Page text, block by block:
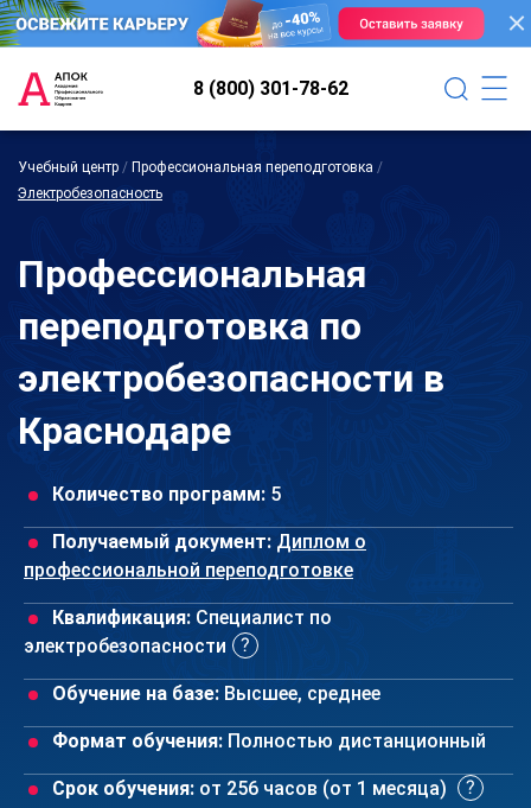
8 (800) 301-78-62
Учебный центр / Профессиональная переподготовка /
Электробезопасность
Профессиональная
переподготовка по
электробезопасности в
Краснодаре
Количество программ: 5
Получаемый документ: Диплом о
профессиональной переподготовке
Квалификация: Специалист по
электробезопасности
Обучение на базе: Высшее, среднее
Формат обучения: Полностью дистанционный
Срок обучения: от 256 часов (от 1 месяца)